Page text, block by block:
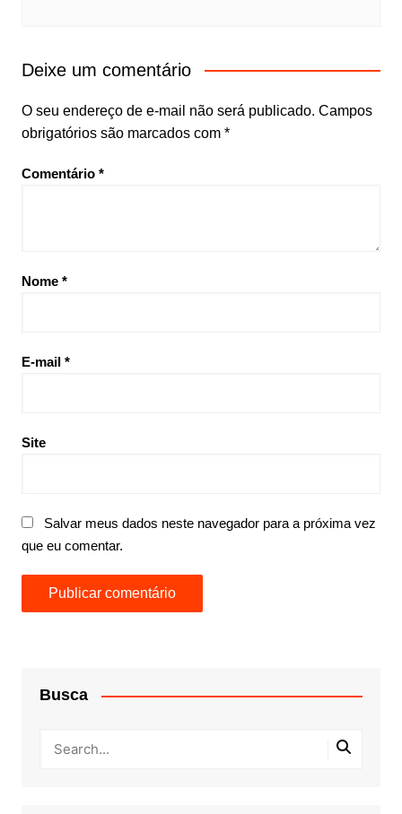
Deixe um comentário
O seu endereço de e-mail não será publicado. Campos
obrigatórios são marcados com *
Comentário *
Nome *
E-mail *
Site
Salvar meus dados neste navegador para a próxima vez
que eu comentar.
Busca